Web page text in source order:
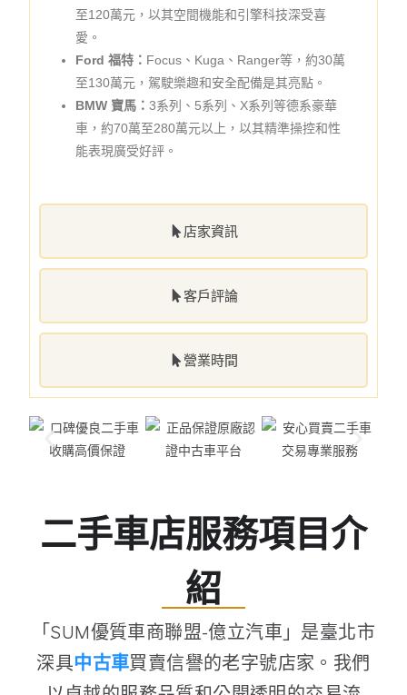
店家資訊
客戶評論
營業時間
至120萬元，以其空間機能和引擎科技深受喜
愛。
Ford 福特： Focus、Kuga、Ranger等，約30萬
至130萬元，駕駛樂趣和安全配備是其亮點。
BMW 寶馬：3系列、5系列、X系列等德系豪華
車，約70萬至280萬元以上，以其精準操控和性
能表現廣受好評。
二手車店服務項目介
紹
「SUM優質車商聯盟-億立汽車」是臺北市
深具中古車買賣信譽的老字號店家。我們